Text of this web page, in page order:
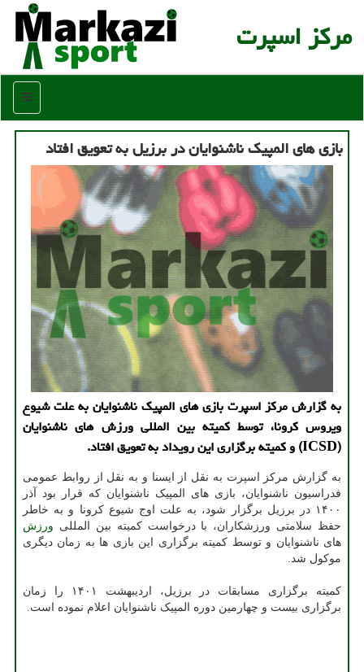
مركز اسپرت
منو
بازی های المپیك ناشنوایان در برزیل به تعویق افتاد
به گزارش مرکز اسپرت بازی های المپیک ناشنوایان به علت شیوع
ویروس کرونا، توسط کمیته بین المللی ورزش های ناشنوایان
(ICSD) و کمیته برگزاری این رویداد به تعویق افتاد.
به گزارش مرکز اسپرت به نقل از ایسنا و به نقل از روابط عمومی
فدراسیون ناشنوایان، بازی های المپیک ناشنوایان که قرار بود آذر
۱۴۰۰ در برزیل برگزار شود، به علت اوج شیوع کرونا و به خاطر
حفظ سلامتی ورزشکاران، با درخواست کمیته بین المللی ورزش
های ناشنوایان و توسط کمیته برگزاری این بازی ها به زمان دیگری
موکول شد.
کمیته برگزاری مسابقات در برزیل، اردیبهشت ۱۴۰۱ را زمان
برگزاری بیست و چهارمین دوره المپیک ناشنوایان اعلام نموده است.